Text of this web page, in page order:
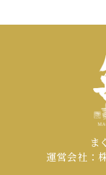
ま
運営会社：